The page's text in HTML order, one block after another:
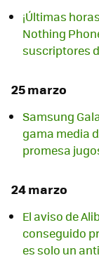
¡Últimas
Nothing
suscriptores
25 marzo
Samsung
gama media
promesa
24 marzo
El aviso de
conseguido
es solo un